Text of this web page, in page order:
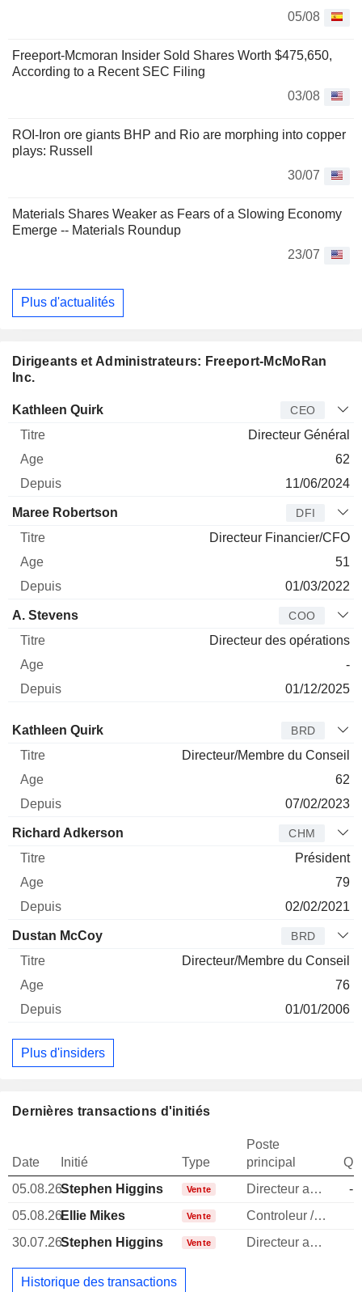
05/08
Freeport-Mcmoran Insider Sold Shares Worth $475,650,
According to a Recent SEC Filing
03/08
ROI-Iron ore giants BHP and Rio are morphing into copper
plays: Russell
30/07
Materials Shares Weaker as Fears of a Slowing Economy
Emerge -- Materials Roundup
23/07
Plus d'actualités
Dirigeants et Administrateurs: Freeport-McMoRan
Inc.
Dirigeant Titre
Kathleen Quirk CEO
Directeur Général
62
11/06/2024
Maree Robertson DFI
Directeur Financier/CFO
51
01/03/2022
A. Stevens COO
Directeur des opérations
-
01/12/2025
Administrateur Titre
Kathleen Quirk BRD
Directeur/Membre du Conseil
62
07/02/2023
Richard Adkerson CHM
Président
79
02/02/2021
Dustan McCoy BRD
Directeur/Membre du Conseil
76
01/01/2006
Plus d'insiders
Dernières transactions d'initiés
Date Initié Type
Poste
principal
05.08.26Stephen Higgins Vente Directeur administratif
-
05.08.26Ellie Mikes Vente Controleur / auditeur
30.07.26Stephen Higgins Vente Directeur administratif
Historique des transactions